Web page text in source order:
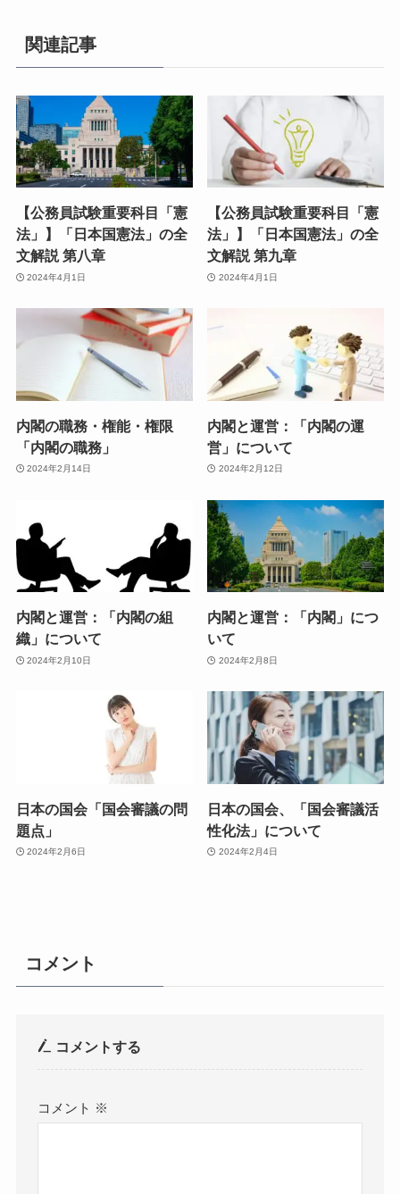
関連記事
【公務員試験重要科目「憲
法」】「日本国憲法」の全
文解説 第八章
2024年4月1日
【公務員試験重要科目「憲
法」】「日本国憲法」の全
文解説 第九章
2024年4月1日
内閣の職務・権能・権限
「内閣の職務」
2024年2月14日
内閣と運営：「内閣の運
営」について
2024年2月12日
内閣と運営：「内閣の組
織」について
2024年2月10日
内閣と運営：「内閣」につ
いて
2024年2月8日
日本の国会「国会審議の問
題点」
2024年2月6日
日本の国会、「国会審議活
性化法」について
2024年2月4日
コメント
コメントする
コメント ※